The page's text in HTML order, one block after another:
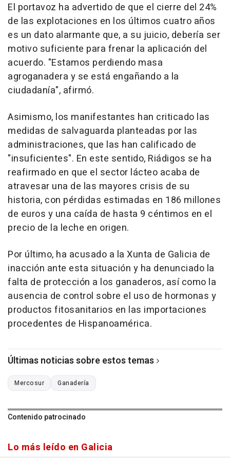
El portavoz ha advertido de que el cierre del 24%
de las explotaciones en los últimos cuatro años
es un dato alarmante que, a su juicio, debería ser
motivo suficiente para frenar la aplicación del
acuerdo. "Estamos perdiendo masa
agroganadera y se está engañando a la
ciudadanía", afirmó.
Asimismo, los manifestantes han criticado las
medidas de salvaguarda planteadas por las
administraciones, que las han calificado de
"insuficientes". En este sentido, Riádigos se ha
reafirmado en que el sector lácteo acaba de
atravesar una de las mayores crisis de su
historia, con pérdidas estimadas en 186 millones
de euros y una caída de hasta 9 céntimos en el
precio de la leche en origen.
Por último, ha acusado a la Xunta de Galicia de
inacción ante esta situación y ha denunciado la
falta de protección a los ganaderos, así como la
ausencia de control sobre el uso de hormonas y
productos fitosanitarios en las importaciones
procedentes de Hispanoamérica.
Últimas noticias sobre estos temas
Mercosur Ganadería
Contenido patrocinado
Lo más leído en Galicia